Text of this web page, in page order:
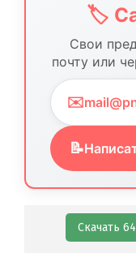
🏷️
Свои
почту или
✉️
📝
Скачать